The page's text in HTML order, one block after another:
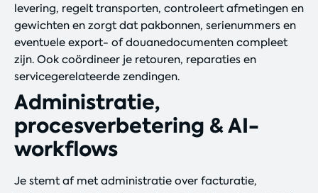
levering, regelt transporten, controleert afmetingen en
gewichten en zorgt dat pakbonnen, serienummers en
eventuele export- of douanedocumenten compleet
zijn. Ook coördineer je retouren, reparaties en
servicegerelateerde zendingen.
Administratie,
procesverbetering & AI-
workflows
Je stemt af met administratie over facturatie,